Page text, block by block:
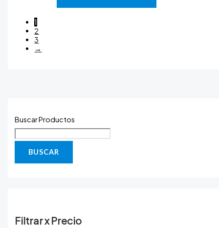
Buscar Productos
BUSCAR
Filtrar x Precio
1
2
3
→